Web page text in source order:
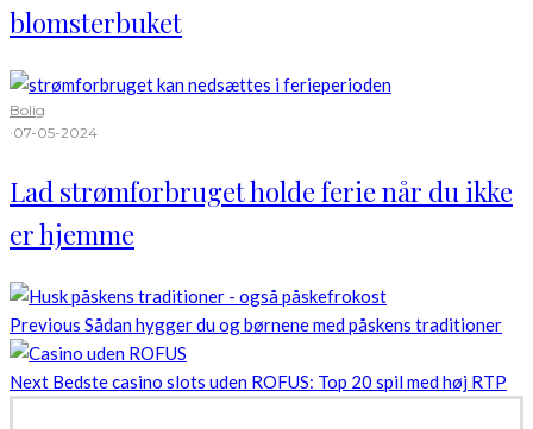
blomsterbuket
Bolig
·07-05-2024
Lad strømforbruget holde ferie når du ikke
er hjemme
Previous Sådan hygger du og børnene med påskens traditioner
Next Bedste casino slots uden ROFUS: Top 20 spil med høj RTP